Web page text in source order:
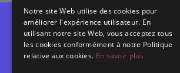
Notre site Web utilise des cookies pour
améliorer l'expérience utilisateur. En
utilisant notre site Web, vous acceptez tous
les cookies conformément à notre Politique
relative aux cookies. En savoir plus